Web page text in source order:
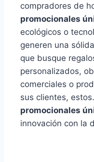
compradores de
promocionales
ecológicos o
generen una
que busque
personalizados,
comerciales o
sus clientes,
promocionales
innovación con la